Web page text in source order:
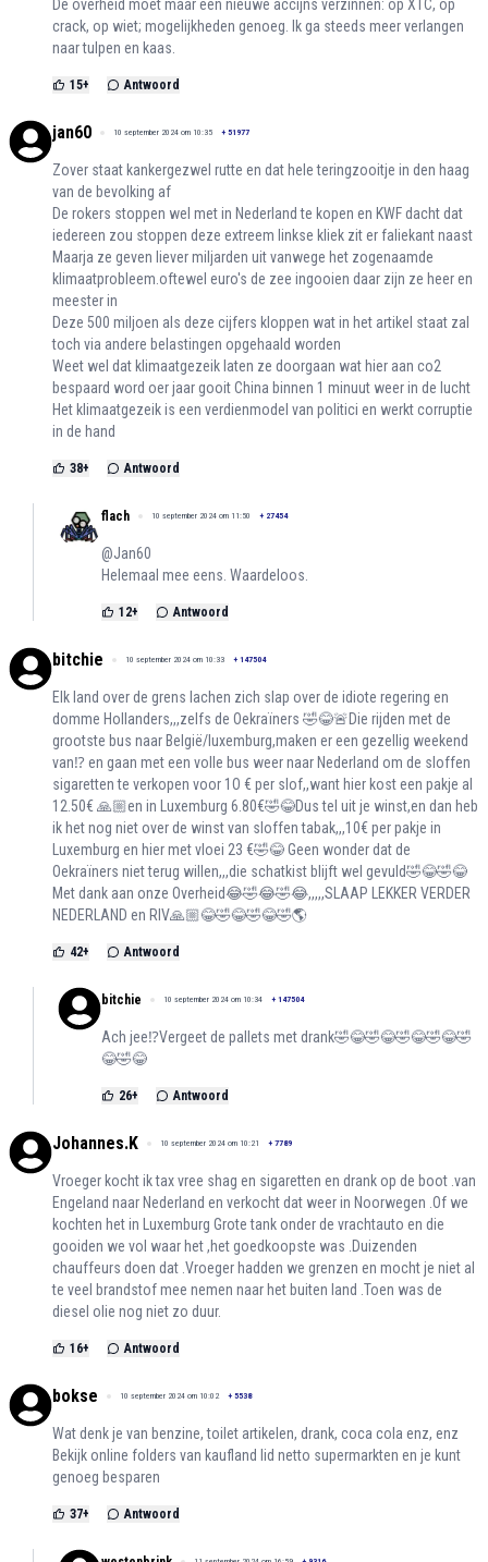
De overheid moet maar een nieuwe accijns verzinnen: op XTC, op
crack, op wiet; mogelijkheden genoeg. Ik ga steeds meer verlangen
naar tulpen en kaas.
15+ Antwoord
jan60 10 september 2024 om 10:35 + 51977
Zover staat kankergezwel rutte en dat hele teringzooitje in den haag
van de bevolking af
De rokers stoppen wel met in Nederland te kopen en KWF dacht dat
iedereen zou stoppen deze extreem linkse kliek zit er faliekant naast
Maarja ze geven liever miljarden uit vanwege het zogenaamde
klimaatprobleem.oftewel euro's de zee ingooien daar zijn ze heer en
meester in
Deze 500 miljoen als deze cijfers kloppen wat in het artikel staat zal
toch via andere belastingen opgehaald worden
Weet wel dat klimaatgezeik laten ze doorgaan wat hier aan co2
bespaard word oer jaar gooit China binnen 1 minuut weer in de lucht
Het klimaatgezeik is een verdienmodel van politici en werkt corruptie
in de hand
38+ Antwoord
flach 10 september 2024 om 11:50 + 27454
@Jan60
Helemaal mee eens. Waardeloos.
12+ Antwoord
bitchie 10 september 2024 om 10:33 + 147504
Elk land over de grens lachen zich slap over de idiote regering en
domme Hollanders,,,zelfs de Oekraïners 🤣😂🚨Die rijden met de
grootste bus naar België/luxemburg,maken er een gezellig weekend
van⁉️ en gaan met een volle bus weer naar Nederland om de sloffen
sigaretten te verkopen voor 1O € per slof,,want hier kost een pakje al
12.50€ 🙏🏼en in Luxemburg 6.80€🤣😂Dus tel uit je winst,en dan heb
ik het nog niet over de winst van sloffen tabak,,,10€ per pakje in
Luxemburg en hier met vloei 23 €🤣😂 Geen wonder dat de
Oekraïners niet terug willen,,,die schatkist blijft wel gevuld🤣😂🤣😂
Met dank aan onze Overheid😂🤣😂🤣😂,,,,,SLAAP LEKKER VERDER
NEDERLAND en RIV🙏🏼😂🤣😂🤣😂🤣🌎
42+ Antwoord
bitchie 10 september 2024 om 10:34 + 147504
Ach jee⁉️Vergeet de pallets met drank🤣😂🤣😂🤣😂🤣😂🤣
😂🤣😂
26+ Antwoord
Johannes.K 10 september 2024 om 10:21 + 7789
Vroeger kocht ik tax vree shag en sigaretten en drank op de boot .van
Engeland naar Nederland en verkocht dat weer in Noorwegen .Of we
kochten het in Luxemburg Grote tank onder de vrachtauto en die
gooiden we vol waar het ,het goedkoopste was .Duizenden
chauffeurs doen dat .Vroeger hadden we grenzen en mocht je niet al
te veel brandstof mee nemen naar het buiten land .Toen was de
diesel olie nog niet zo duur.
16+ Antwoord
bokse 10 september 2024 om 10:02 + 5538
Wat denk je van benzine, toilet artikelen, drank, coca cola enz, enz
Bekijk online folders van kaufland lid netto supermarkten en je kunt
genoeg besparen
37+ Antwoord